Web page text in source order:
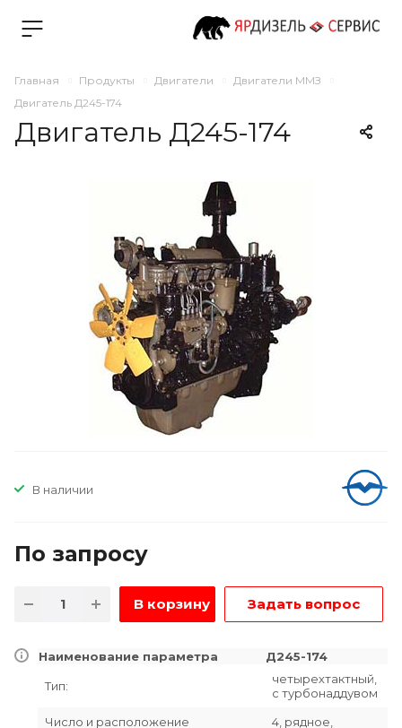
Главная Продукты Двигатели
Двигатели ММЗ
Двигатель Д245-174
Двигатель Д245-174
В наличии
По запросу
В корзину Задать вопрос
Наименование параметра Д245-174
Тип:
четырехтактный,
с турбонаддувом
Число и расположение
4, рядное,